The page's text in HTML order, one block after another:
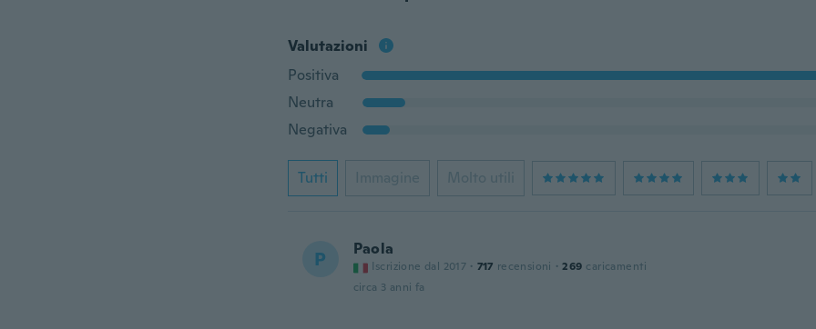
Valutazioni
Positiva
Neutra
Negativa
Tutti Immagine Molto utili
P Paola
Iscrizione dal 2017 · 717 recensioni · 269 caricamenti
circa 3 anni fa